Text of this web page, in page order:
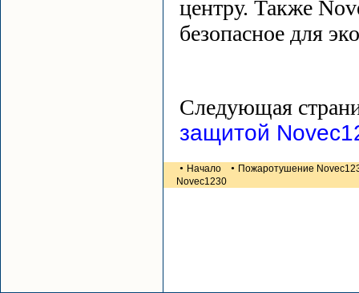
центру. Также
безопасное для
Следующая
защитой
• Начало • Пожаротушение
Novec1230